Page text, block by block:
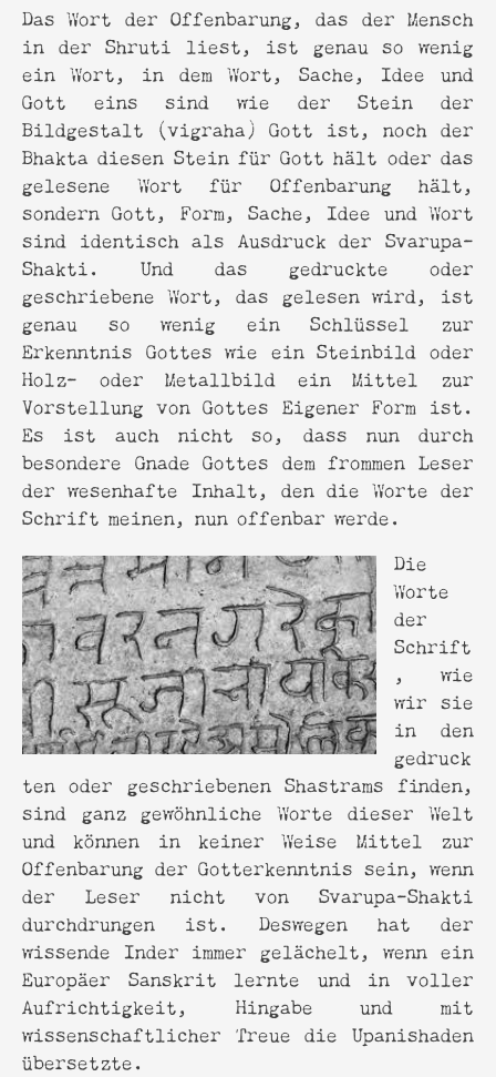
Das Wort der Offenbarung, das der Mensch
in der Shruti liest, ist genau so wenig
ein Wort, in dem Wort, Sache, Idee und
Gott eins sind wie der Stein der
Bildgestalt (vigraha) Gott ist, noch der
Bhakta diesen Stein für Gott hält oder das
gelesene Wort für Offenbarung hält,
sondern Gott, Form, Sache, Idee und Wort
sind identisch als Ausdruck der Svarupa-
Shakti. Und das gedruckte oder
geschriebene Wort, das gelesen wird, ist
genau so wenig ein Schlüssel zur
Erkenntnis Gottes wie ein Steinbild oder
Holz- oder Metallbild ein Mittel zur
Vorstellung von Gottes Eigener Form ist.
Es ist auch nicht so, dass nun durch
besondere Gnade Gottes dem frommen Leser
der wesenhafte Inhalt, den die Worte der
Schrift meinen, nun offenbar werde.
Die
Worte
der
Schrift
, wie
wir sie
in den
gedruck
ten oder geschriebenen Shastrams finden,
sind ganz gewöhnliche Worte dieser Welt
und können in keiner Weise Mittel zur
Offenbarung der Gotterkenntnis sein, wenn
der Leser nicht von Svarupa-Shakti
durchdrungen ist. Deswegen hat der
wissende Inder immer gelächelt, wenn ein
Europäer Sanskrit lernte und in voller
Aufrichtigkeit, Hingabe und mit
wissenschaftlicher Treue die Upanishaden
übersetzte.